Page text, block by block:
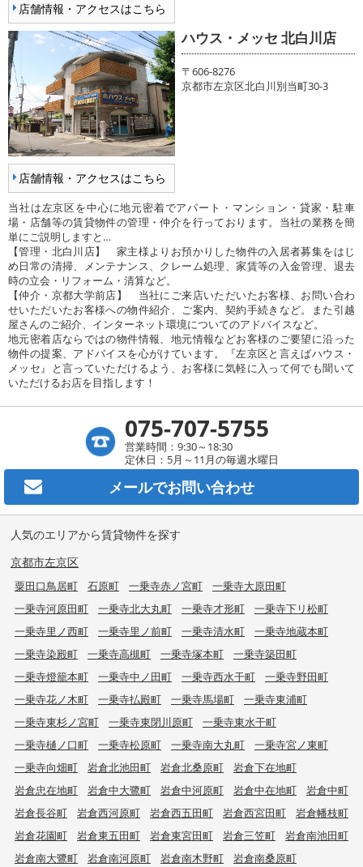
店舗情報・アクセスはこちら
店舗情報・アクセスはこちら
ハウス・メッセ 北白川店
〒606-8276
京都市左京区北白川別当町30-3
当社は左京区を中心に地元密着でアパート・マンション・貸家・駐車
場・店舗等の賃貸物件の管理・仲介を行っております。当社の業務を簡
単にご説明しますと…
【管理・北白川店】 家主様よりお預かりした物件の入居者募集をはじ
め日常の清掃、メンテナンス、クレーム処理、家賃等の入金管理、退去
時の立会・リフォーム・清算など。
【仲介・京都大学前店】 当社にご来店いただいたお客様、お問い合わ
せいただいたお客様への物件紹介、ご案内、契約手続きなど。また引越
屋さんのご紹介、インターネット環境についてのアドバイスなど。
地元密着店ならではの物件情報、地元情報などお客様のご要望に沿った
物件の提案、アドバイスを心がけています。『左京区と言えばハウス・
メッセ』と言っていただけるよう、お客様に気軽に入って何でも聞いて
いただけるお店を目指します！
075-707-5755
営業時間：9:30～18:30
定休日：5月～11月の毎週水曜日
メールでお問い合わせ
人気のエリアから賃貸物件を探す
京都市左京区
粟田口鳥居町 石原町 一乗寺赤ノ宮町
一乗寺大原田町
一乗寺河原田町
一乗寺北大丸町 一乗寺才形町
一乗寺下リ松町
一乗寺里ノ西町
一乗寺里ノ前町 一乗寺清水町
一乗寺地蔵本町
一乗寺染殿町
一乗寺高槻町 一乗寺塚本町
一乗寺築田町
一乗寺燈籠本町
一乗寺中ノ田町 一乗寺西水干町
一乗寺野田町
一乗寺花ノ木町
一乗寺払殿町 一乗寺馬場町
一乗寺東浦町
一乗寺東杉ノ宮町
一乗寺東閉川原町
一乗寺東水干町
一乗寺樋ノ口町
一乗寺松原町 一乗寺南大丸町
一乗寺宮ノ東町
一乗寺向畑町
岩倉北池田町 岩倉北桑原町
岩倉下在地町
岩倉忠在地町
岩倉中大鷺町 岩倉中河原町 岩倉中在地町
岩倉中町
岩倉長谷町
岩倉西河原町 岩倉西五田町 岩倉西宮田町
岩倉幡枝町
岩倉花園町
岩倉東五田町 岩倉東宮田町 岩倉三笠町
岩倉南池田町
岩倉南大鷺町
岩倉南河原町 岩倉南木野町 岩倉南桑原町